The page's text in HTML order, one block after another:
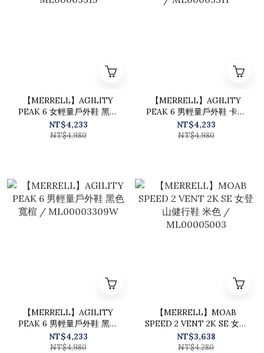
【MERRELL】AGILITY
PEAK 6 女輕量戶外鞋 黑色
/ ML00003315
NT$4,233
NT$4,980
【MERRELL】AGILITY
PEAK 6 男輕量戶外鞋 卡其
綠 / ML00003311
NT$4,233
NT$4,980
【MERRELL】AGILITY
PEAK 6 男輕量戶外鞋 黑色
寬楦 / ML00003309W
NT$4,233
NT$4,980
【MERRELL】MOAB
SPEED 2 VENT 2K SE 女登
山健行鞋 米色 /
ML00005003
NT$3,638
NT$4,280